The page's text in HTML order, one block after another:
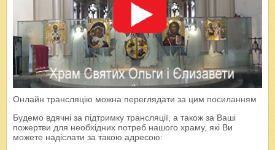
Онлайн трансляцію можна переглядати за цим посиланням
Будемо вдячні за підтримку трансляції, а також за Ваші
пожертви для необхідних потреб нашого храму, які Ви
можете надіслати за такою адресою: